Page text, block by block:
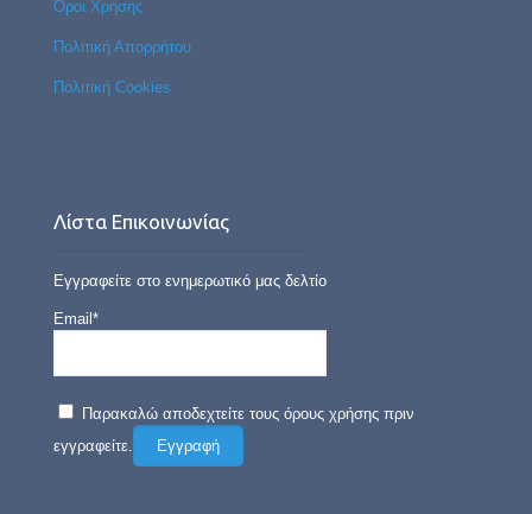
Όροι Χρήσης
Πολιτική Απορρήτου
Πολιτική Cookies
Λίστα Επικοινωνίας
Εγγραφείτε στο ενημερωτικό μας δελτίο
Email*
Παρακαλώ αποδεχτείτε τους όρους χρήσης πριν
εγγραφείτε.